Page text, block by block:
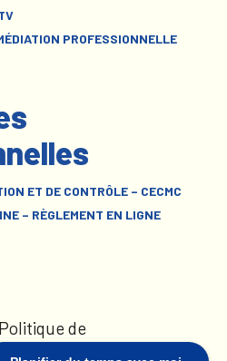
PROFESSIONNELLE
ET DE CONTRÔLE – CECMC
– RÈGLEMENT EN LIGNE
Politique de